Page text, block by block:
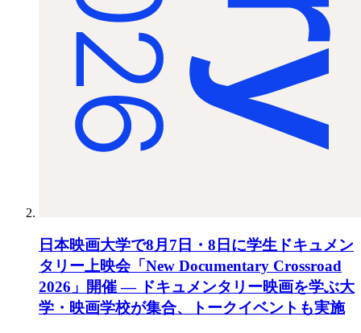
日本映画大学で8月7日・8日に学生ドキュメン
タリー上映会「New Documentary Crossroad
2026」開催 ― ドキュメンタリー映画を学ぶ大
学・映画学校が集合、トークイベントも実施